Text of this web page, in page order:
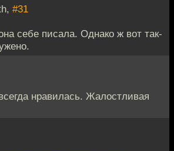
#31
себе писала. Однако ж вот так-
нравилась. Жалостливая